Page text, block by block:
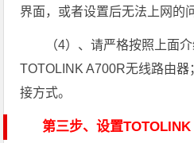
界面，或者设置后无法上网的
（4）、请严格按照上面
TOTOLINK A700R无线路由
接方式。
第三步、设置